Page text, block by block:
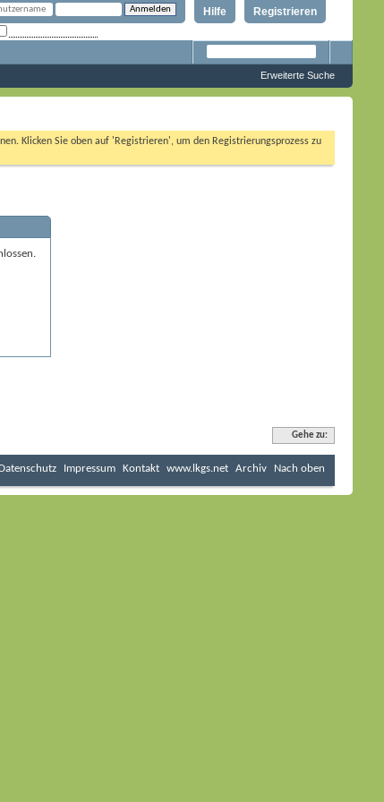
Registrieren
Hilfe
Erweiterte Suche
Klicken Sie oben auf 'Registrieren', um den Registrierungsprozess zu
Gehe zu:
Datenschutz Impressum Kontakt www.lkgs.net Archiv Nach oben